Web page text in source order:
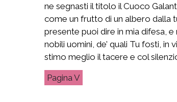
ne segnasti il titolo il Cuoco
come un frutto di un albero dalla
presente puoi dire in mia difesa,
nobili uomini, de’ quali Tu fosti,
stimo meglio il tacere e col
V